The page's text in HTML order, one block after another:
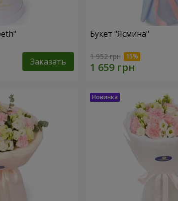
Заказать
Букет "Ясмина"
1 952 грн